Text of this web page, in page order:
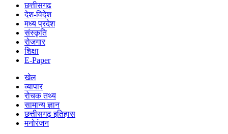
छत्तीसगढ़
देश-विदेश
मध्य प्रदेश
संस्कृति
रोजगार
शिक्षा
E-Paper
खेल
व्यापार
रोचक तथ्य
सामान्य ज्ञान
छत्तीसगढ़ इतिहास
मनोरंजन